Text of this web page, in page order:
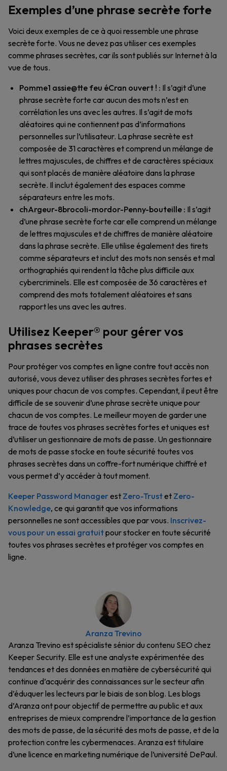
Exemples d’une phrase secrète forte
Voici deux exemples de ce à quoi ressemble une phrase
secrète forte. Vous ne devez pas utiliser ces exemples
comme phrases secrètes, car ils sont publiés sur Internet à la
vue de tous.
Pomme1 assie@tte feu éCran ouvert ! : Il s’agit d’une
phrase secrète forte car aucun des mots n’est en
corrélation les uns avec les autres. Il s’agit de mots
aléatoires qui ne contiennent pas d’informations
personnelles sur l’utilisateur. La phrase secrète est
composée de 31 caractères et comprend un mélange de
lettres majuscules, de chiffres et de caractères spéciaux
qui sont placés de manière aléatoire dans la phrase
secrète. Il inclut également des espaces comme
séparateurs entre les mots.
chArgeur-8brocoli-mordor-Penny-bouteille : Il s’agit
d’une phrase secrète forte car elle comprend un mélange
de lettres majuscules et de chiffres de manière aléatoire
dans la phrase secrète. Elle utilise également des tirets
comme séparateurs et inclut des mots non sensés et mal
orthographiés qui rendent la tâche plus difficile aux
cybercriminels. Elle est composée de 36 caractères et
comprend des mots totalement aléatoires et sans
rapport les uns avec les autres.
Utilisez Keeper® pour gérer vos
phrases secrètes
Pour protéger vos comptes en ligne contre tout accès non
autorisé, vous devez utiliser des phrases secrètes fortes et
uniques pour chacun de vos comptes. Cependant, il peut être
difficile de se souvenir d’une phrase secrète unique pour
chacun de vos comptes. Le meilleur moyen de garder une
trace de toutes vos phrases secrètes fortes et uniques est
d’utiliser un gestionnaire de mots de passe. Un gestionnaire
de mots de passe stocke en toute sécurité toutes vos
phrases secrètes dans un coffre-fort numérique chiffré et
vous permet d’y accéder à tout moment.
Keeper Password Managerest Zero-Trustet Zero-
Knowledge, ce qui garantit que vos informations
personnelles ne sont accessibles que par vous. Inscrivez-
vous pour un essai gratuitpour stocker en toute sécurité
toutes vos phrases secrètes et protéger vos comptes en
ligne.
Aranza Trevino
Aranza Trevino est spécialiste sénior du contenu SEO chez
Keeper Security. Elle est une analyste expérimentée des
tendances et des données en matière de cybersécurité qui
continue d’acquérir des connaissances sur le secteur afin
d’éduquer les lecteurs par le biais de son blog. Les blogs
d’Aranza ont pour objectif de permettre au public et aux
entreprises de mieux comprendre l’importance de la gestion
des mots de passe, de la sécurité des mots de passe, et de la
protection contre les cybermenaces. Aranza est titulaire
d’une licence en marketing numérique de l’université DePaul.